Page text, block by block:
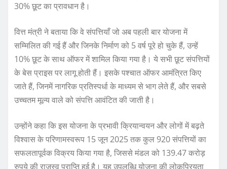
30% छूट का प्रावधान है।
वित्त मंत्री ने बताया कि वे संपत्तियाँ जो अब पहली बार योजना में
सम्मिलित की गई हैं और जिनके निर्माण को 5 वर्ष पूरे हो चुके हैं, उन्हें
10% छूट के साथ ऑफर में शामिल किया गया है। ये सभी छूट संपत्तियों
के बेस प्राइस पर लागू होती हैं। इसके पश्चात ऑफर आमंत्रित किए
जाते हैं, जिनमें नागरिक प्रतिस्पर्धा के माध्यम से भाग लेते हैं, और सबसे
उच्चतम मूल्य वाले को संपत्ति आवंटित की जाती है।
उन्होंने कहा कि इस योजना के प्रभावी क्रियान्वयन और लोगों में बढ़ते
विश्वास के परिणामस्वरूप 15 जून 2025 तक कुल 920 संपत्तियों का
सफलतापूर्वक विक्रय किया गया है, जिससे मंडल को 139.47 करोड़
रुपये की राजस्व प्राप्ति हुई है। यह उपलब्धि योजना की लोकप्रियता